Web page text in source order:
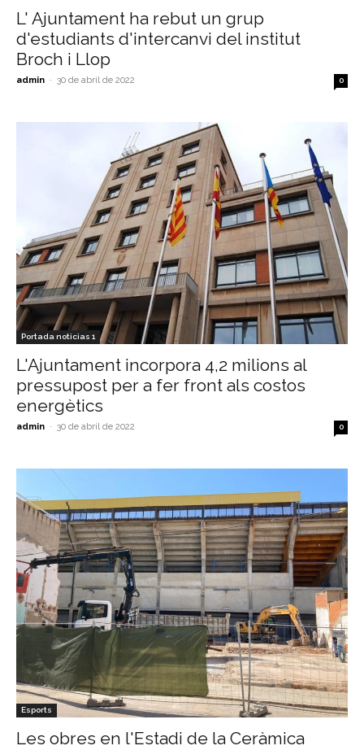
L' Ajuntament ha rebut un grup
d'estudiants d'intercanvi del institut
Broch i Llop
admin - 30 de abril de 2022 0
Portada noticias 1
L'Ajuntament incorpora 4,2 milions al
pressupost per a fer front als costos
energètics
admin - 30 de abril de 2022 0
Esports
Les obres en l'Estadi de la Ceràmica